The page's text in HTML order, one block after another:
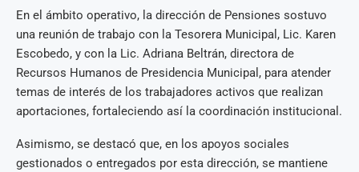
En el ámbito operativo, la dirección de Pensiones sostuvo
una reunión de trabajo con la Tesorera Municipal, Lic. Karen
Escobedo, y con la Lic. Adriana Beltrán, directora de
Recursos Humanos de Presidencia Municipal, para atender
temas de interés de los trabajadores activos que realizan
aportaciones, fortaleciendo así la coordinación institucional.
Asimismo, se destacó que, en los apoyos sociales
gestionados o entregados por esta dirección, se mantiene